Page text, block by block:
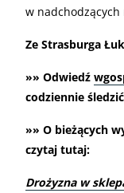
w nadchodzących
Ze Strasburga
»» Odwiedź
codziennie
»» O bieżących
czytaj tutaj:
Drożyzna w